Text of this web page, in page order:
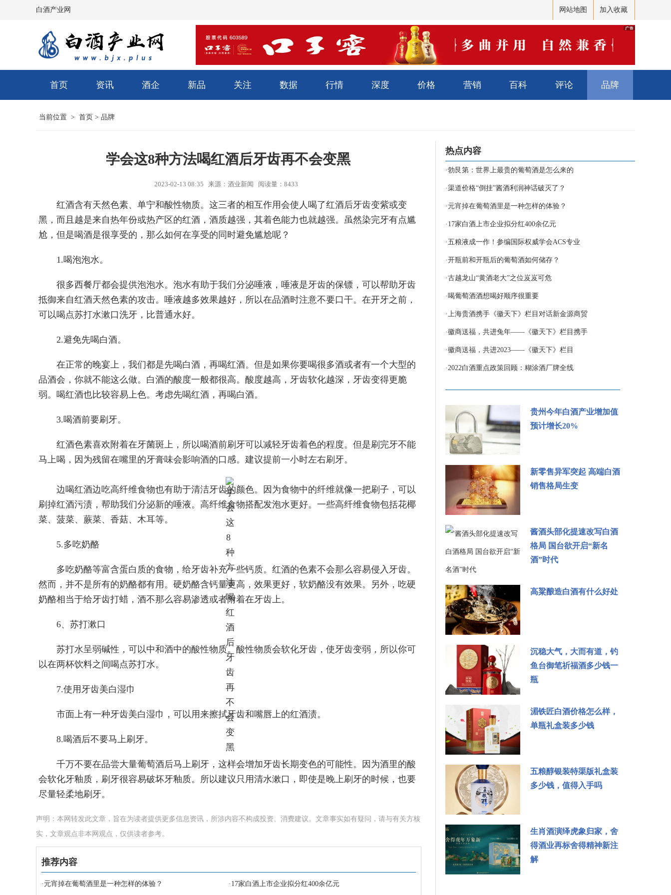
白酒产业网 网站地图 加入收藏
首页 资讯 酒企 新品 关注 数据 行情 深度 价格 营销 百科 评论 品牌
当前位置 > 首页 > 品牌
学会这8种方法喝红酒后牙齿再不会变黑
2023-02-13 08:35 来源：酒业新闻 阅读量：8433
红酒含有天然色素、单宁和酸性物质。这三者的相互作用会使人喝了红酒后牙齿变紫或变
黑，而且越是来自热年份或热产区的红酒，酒质越强，其着色能力也就越强。虽然染完牙有点尴
尬，但是喝酒是很享受的，那么如何在享受的同时避免尴尬呢？
1.喝泡泡水。
很多西餐厅都会提供泡泡水。泡水有助于我们分泌唾液，唾液是牙齿的保镖，可以帮助牙齿
抵御来自红酒天然色素的攻击。唾液越多效果越好，所以在品酒时注意不要口干。在开牙之前，
可以喝点苏打水漱口洗牙，比普通水好。
2.避免先喝白酒。
在正常的晚宴上，我们都是先喝白酒，再喝红酒。但是如果你要喝很多酒或者有一个大型的
品酒会，你就不能这么做。白酒的酸度一般都很高。酸度越高，牙齿软化越深，牙齿变得更脆
弱。喝红酒也比较容易上色。考虑先喝红酒，再喝白酒。
3.喝酒前要刷牙。
红酒色素喜欢附着在牙菌斑上，所以喝酒前刷牙可以减轻牙齿着色的程度。但是刷完牙不能
马上喝，因为残留在嘴里的牙膏味会影响酒的口感。建议提前一小时左右刷牙。
边喝红酒边吃高纤维食物也有助于清洁牙齿的颜色。因为食物中的纤维就像一把刷子，可以
刷掉红酒污渍，帮助我们分泌新的唾液。高纤维食物搭配发泡水更好。一些高纤维食物包括花椰
菜、菠菜、蕨菜、香菇、木耳等。
5.多吃奶酪
多吃奶酪等富含蛋白质的食物，给牙齿补充一些钙质。红酒的色素不会那么容易侵入牙齿。
然而，并不是所有的奶酪都有用。硬奶酪含钙量更高，效果更好，软奶酪没有效果。另外，吃硬
奶酪相当于给牙齿打蜡，酒不那么容易渗透或者附着在牙齿上。
6、苏打漱口
苏打水呈弱碱性，可以中和酒中的酸性物质。酸性物质会软化牙齿，使牙齿变弱，所以你可
以在两杯饮料之间喝点苏打水。
7.使用牙齿美白湿巾
市面上有一种牙齿美白湿巾，可以用来擦拭牙齿和嘴唇上的红酒渍。
8.喝酒后不要马上刷牙。
千万不要在品尝大量葡萄酒后马上刷牙，这样会增加牙齿长期变色的可能性。因为酒里的酸
会软化牙釉质，刷牙很容易破坏牙釉质。所以建议只用清水漱口，即使是晚上刷牙的时候，也要
尽量轻柔地刷牙。
声明：本网转发此文章，旨在为读者提供更多信息资讯，所涉内容不构成投资、消费建议。文章事实如有疑问，请与有关方核
实，文章观点非本网观点，仅供读者参考。
推荐内容
· 元宵掉在葡萄酒里是一种怎样的体验？ · 17家白酒上市企业拟分红400余亿元
热点内容
·勃艮第：世界上最贵的葡萄酒是怎么来的
·渠道价格“倒挂”酱酒利润神话破灭了？
· 元宵掉在葡萄酒里是一种怎样的体验？
· 17家白酒上市企业拟分红400余亿元
·五粮液成一作！参编国际权威学会ACS专业
·开瓶前和开瓶后的葡萄酒如何储存？
·古越龙山“黄酒老大”之位岌岌可危
·喝葡萄酒酒想喝好顺序很重要
·上海贵酒携手《徽天下》栏目对话新金源商贸
·徽商送福，共进兔年——《徽天下》栏目携手
·徽商送福，共进2023——《徽天下》栏目
·2022白酒重点政策回顾：糊涂酒厂牌全线
贵州今年白酒产业增加值
预计增长20%
新零售异军突起 高端白酒
销售格局生变
酱酒头部化提速改写白酒
格局 国台欲开启“新名
酒”时代
高粱酿造白酒有什么好处
沉稳大气，大而有道，钓
鱼台御笔祈福酒多少钱一
瓶
湄铁匠白酒价格怎么样，
单瓶礼盒装多少钱
五粮醇银装特渠版礼盒装
多少钱，值得入手吗
生肖酒演绎虎象归家，舍
得酒业再标舍得精神新注
解